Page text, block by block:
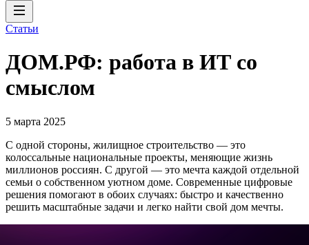
Статьи
ДОМ.РФ: работа в ИТ со
смыслом
5 марта 2025
С одной стороны, жилищное строительство — это
колоссальные национальные проекты, меняющие жизнь
миллионов россиян. С другой — это мечта каждой отдельной
семьи о собственном уютном доме. Современные цифровые
решения помогают в обоих случаях: быстро и качественно
решить масштабные задачи и легко найти свой дом мечты.